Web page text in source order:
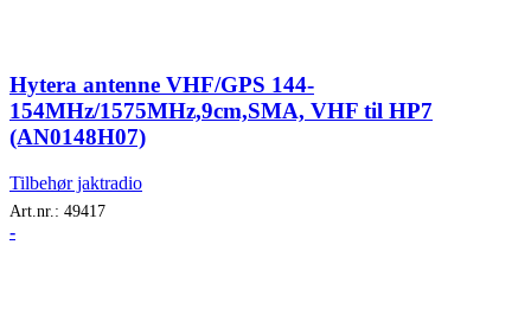
Hytera antenne VHF/GPS 144-
154MHz/1575MHz,9cm,SMA, VHF til HP7
(AN0148H07)
Tilbehør jaktradio
Art.nr.: 49417
-